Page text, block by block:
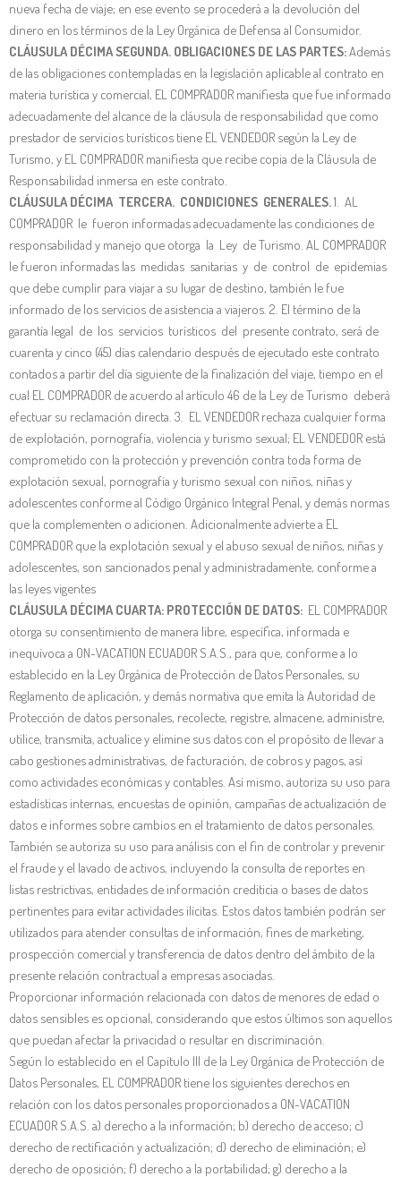
nueva fecha de viaje; en ese evento se procederá a la devolución del
dinero en los términos de la Ley Orgánica de Defensa al Consumidor.
CLÁUSULA DÉCIMA SEGUNDA. OBLIGACIONES DE LAS PARTES:Además
de las obligaciones contempladas en la legislación aplicable al contrato en
materia turística y comercial, EL COMPRADOR manifiesta que fue informado
adecuadamente del alcance de la cláusula de responsabilidad que como
prestador de servicios turísticos tiene EL VENDEDOR según la Ley de
Turismo, y EL COMPRADOR manifiesta que recibe copia de la Cláusula de
Responsabilidad inmersa en este contrato.
CLÁUSULA DÉCIMA TERCERA. CONDICIONES GENERALES.1. AL
COMPRADOR le fueron informadas adecuadamente las condiciones de
responsabilidad y manejo que otorga la Ley de Turismo. AL COMPRADOR
le fueron informadas las medidas sanitarias y de control de epidemias
que debe cumplir para viajar a su lugar de destino, también le fue
informado de los servicios de asistencia a viajeros. 2. El término de la
garantía legal de los servicios turísticos del presente contrato, será de
cuarenta y cinco (45) días calendario después de ejecutado este contrato
contados a partir del día siguiente de la finalización del viaje, tiempo en el
cual EL COMPRADOR de acuerdo al artículo 46 de la Ley de Turismo deberá
efectuar su reclamación directa. 3. EL VENDEDOR rechaza cualquier forma
de explotación, pornografía, violencia y turismo sexual; EL VENDEDOR está
comprometido con la protección y prevención contra toda forma de
explotación sexual, pornografía y turismo sexual con niños, niñas y
adolescentes conforme al Código Orgánico Integral Penal, y demás normas
que la complementen o adicionen. Adicionalmente advierte a EL
COMPRADOR que la explotación sexual y el abuso sexual de niños, niñas y
adolescentes, son sancionados penal y administradamente, conforme a
las leyes vigentes
CLÁUSULA DÉCIMA CUARTA: PROTECCIÓN DE DATOS: EL COMPRADOR
otorga su consentimiento de manera libre, específica, informada e
inequívoca a ON-VACATION ECUADOR S.A.S., para que, conforme a lo
establecido en la Ley Orgánica de Protección de Datos Personales, su
Reglamento de aplicación, y demás normativa que emita la Autoridad de
Protección de datos personales, recolecte, registre, almacene, administre,
utilice, transmita, actualice y elimine sus datos con el propósito de llevar a
cabo gestiones administrativas, de facturación, de cobros y pagos, así
como actividades económicas y contables. Así mismo, autoriza su uso para
estadísticas internas, encuestas de opinión, campañas de actualización de
datos e informes sobre cambios en el tratamiento de datos personales.
También se autoriza su uso para análisis con el fin de controlar y prevenir
el fraude y el lavado de activos, incluyendo la consulta de reportes en
listas restrictivas, entidades de información crediticia o bases de datos
pertinentes para evitar actividades ilícitas. Estos datos también podrán ser
utilizados para atender consultas de información, fines de marketing,
prospección comercial y transferencia de datos dentro del ámbito de la
presente relación contractual a empresas asociadas.
Proporcionar información relacionada con datos de menores de edad o
datos sensibles es opcional, considerando que estos últimos son aquellos
que puedan afectar la privacidad o resultar en discriminación.
Según lo establecido en el Capítulo III de la Ley Orgánica de Protección de
Datos Personales, EL COMPRADOR tiene los siguientes derechos en
relación con los datos personales proporcionados a ON-VACATION
ECUADOR S.A.S. a) derecho a la información; b) derecho de acceso; c)
derecho de rectificación y actualización; d) derecho de eliminación; e)
derecho de oposición; f) derecho a la portabilidad; g) derecho a la